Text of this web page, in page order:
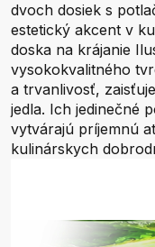
dvoch dosiek s
estetický akcent v
doska na krájanie
vysokokvalitného
a trvanlivosť,
jedla. Ich jedinečné
vytvárajú príjemnú
kulinárskych